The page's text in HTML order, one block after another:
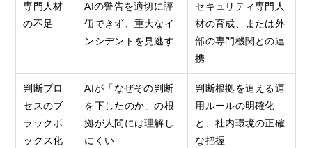
専門人材
の不足
AIの警告を適切に評
価できず、重大なイ
ンシデントを見逃す
セキュリティ専門人
材の育成、または外
部の専門機関との連
携
判断プロ
セスのブ
ラックボ
ックス化
AIが「なぜその判断
を下したのか」の根
拠が人間には理解し
にくい
判断根拠を追える運
用ルールの明確化
と、社内環境の正確
な把握